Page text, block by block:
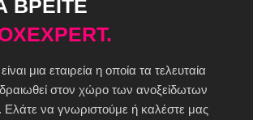
ΒΡΕΙΤΕ
μια εταιρεία η οποία τα τελευταία
στον χώρο των ανοξείδωτων
να γνωριστούμε ή καλέστε μας